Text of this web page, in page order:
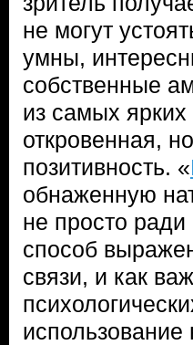
не могут
умны,
собственные
из самых
откровенная,
позитивность. «
обнаженную
не просто ради
способ
связи, и как
использование